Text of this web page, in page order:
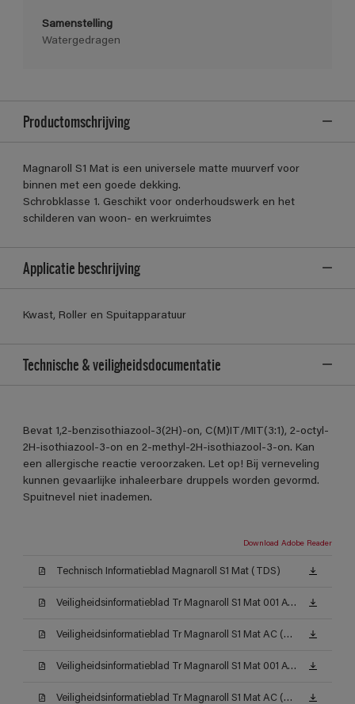
Samenstelling
Watergedragen
Productomschrijving
Magnaroll S1 Mat is een universele matte muurverf voor
binnen met een goede dekking.
Schrobklasse 1. Geschikt voor onderhoudswerk en het
schilderen van woon- en werkruimtes
Applicatie beschrijving
Kwast, Roller en Spuitapparatuur
Technische & veiligheidsdocumentatie
Bevat 1,2-benzisothiazool-3(2H)-on, C(M)IT/MIT(3:1), 2-octyl-
2H-isothiazool-3-on en 2-methyl-2H-isothiazool-3-on. Kan
een allergische reactie veroorzaken. Let op! Bij verneveling
kunnen gevaarlijke inhaleerbare druppels worden gevormd.
Spuitnevel niet inademen.
Download Adobe Reader
Technisch Informatieblad Magnaroll S1 Mat (TDS)
Veiligheidsinformatieblad Tr Magnaroll S1 Mat 001 AW (MSDS)
Veiligheidsinformatieblad Tr Magnaroll S1 Mat AC (MSDS)
Veiligheidsinformatieblad Tr Magnaroll S1 Mat 001 AW (MSDS)
Veiligheidsinformatieblad Tr Magnaroll S1 Mat AC (MSDS)